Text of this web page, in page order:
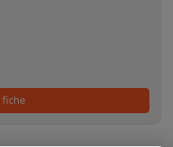
fiche